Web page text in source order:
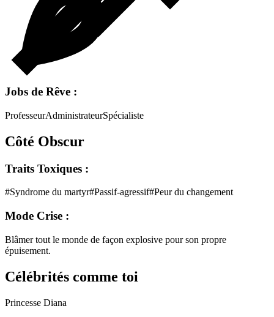
Jobs de Rêve :
ProfesseurAdministrateurSpécialiste
Côté Obscur
Traits Toxiques :
#Syndrome du martyr#Passif-agressif#Peur du changement
Mode Crise :
Blâmer tout le monde de façon explosive pour son propre
épuisement.
Célébrités comme toi
Princesse Diana